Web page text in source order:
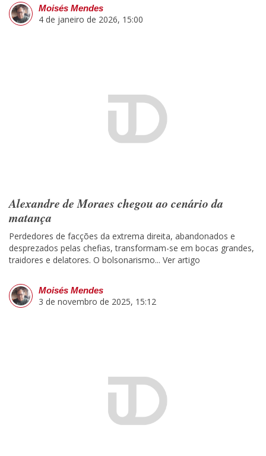
Moisés Mendes
4 de janeiro de 2026, 15:00
Alexandre de Moraes chegou ao cenário da
matança
Perdedores de facções da extrema direita, abandonados e
desprezados pelas chefias, transformam-se em bocas grandes,
traidores e delatores. O bolsonarismo... Ver artigo
Moisés Mendes
3 de novembro de 2025, 15:12